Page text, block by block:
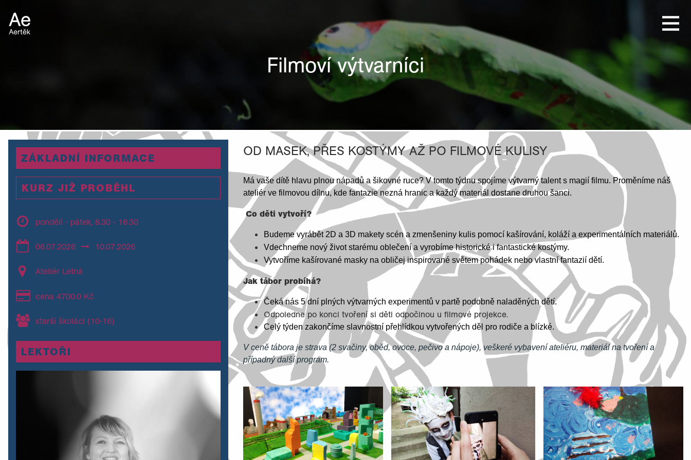
Filmoví výtvarníci
ZÁKLADNÍ INFORMACE
KURZ JIŽ PROBĚHL
pondělí - pátek, 8.30 - 16.30
06.07.2026 10.07.2026
Ateliér Letná
cena 4700.0 Kč
starší školáci (10-16)
LEKTOŘI
OD MASEK, PŘES KOSTÝMY AŽ PO FILMOVÉ KULISY
Má vaše dítě hlavu plnou nápadů a šikovné ruce? V tomto týdnu spojíme výtvarný talent s magií filmu. Proměníme náš
ateliér ve filmovou dílnu, kde fantazie nezná hranic a každý materiál dostane druhou šanci.
Co děti vytvoří?
Budeme vyrábět 2D a 3D makety scén a zmenšeniny kulis pomocí kašírování, koláží a experimentálních materiálů.
Vdechneme nový život starému oblečení a vyrobíme historické i fantastické kostýmy.
Vytvoříme kašírované masky na obličej inspirované světem pohádek nebo vlastní fantazií dětí.
Jak tábor probíhá?
Čeká nás 5 dní plných výtvarných experimentů v partě podobně naladěných dětí.
Odpoledne po konci tvoření si děti odpočinou u filmové projekce.
Celý týden zakončíme slavnostní přehlídkou vytvořených děl pro rodiče a blízké.
V ceně tábora je strava (2 svačiny, oběd, ovoce, pečivo a nápoje), veškeré vybavení ateliéru, materiál na tvoření a
případný další program.